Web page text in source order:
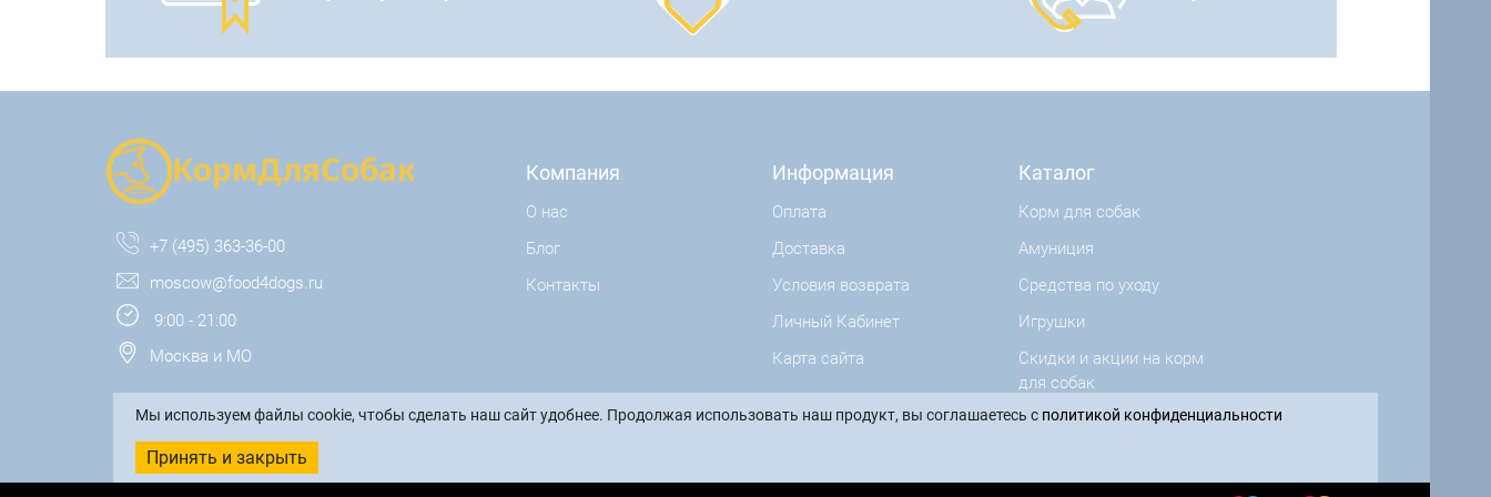
+7 (495) 363-36-00
moscow@food4dogs.ru
9:00 - 21:00
Москва и МО
Компания
О нас
Блог
Контакты
Информация
Оплата
Доставка
Условия возврата
Личный Кабинет
Карта сайта
Каталог
Корм для собак
Амуниция
Средства по уходу
Игрушки
Скидки и акции на корм
для собак
Производители
Мы используем файлы cookie, чтобы сделать наш сайт удобнее. Продолжая использовать наш продукт, вы соглашаетесь с политикой конфиденциальности
Принять и закрыть